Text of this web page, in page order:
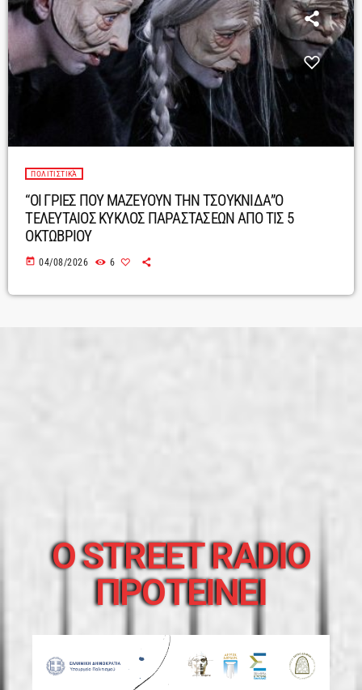
ΠΟΛΙΤΙΣΤΙΚΆ
“ΟΙ ΓΡΙΕΣ ΠΟΥ ΜΑΖΕΥΟΥΝ ΤΗΝ ΤΣΟΥΚΝΙΔΑ”Ο
ΤΕΛΕΥΤΑΙΟΣ ΚΥΚΛΟΣ ΠΑΡΑΣΤΑΣΕΩΝ ΑΠΟ ΤΙΣ 5
ΟΚΤΩΒΡΙΟΥ
today 04/08/2026 6
O STREET RADIO
ΠΡΟΤΕΙΝΕΙ